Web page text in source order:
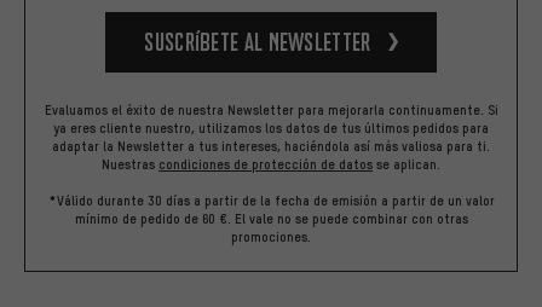
Suscríbete al newsletter
Evaluamos el éxito de nuestra Newsletter para mejorarla continuamente. Si
ya eres cliente nuestro, utilizamos los datos de tus últimos pedidos para
adaptar la Newsletter a tus intereses, haciéndola así más valiosa para ti.
Nuestras condiciones de protección de datos se aplican.
*Válido durante 30 días a partir de la fecha de emisión a partir de un valor
mínimo de pedido de 60 €. El vale no se puede combinar con otras
promociones.